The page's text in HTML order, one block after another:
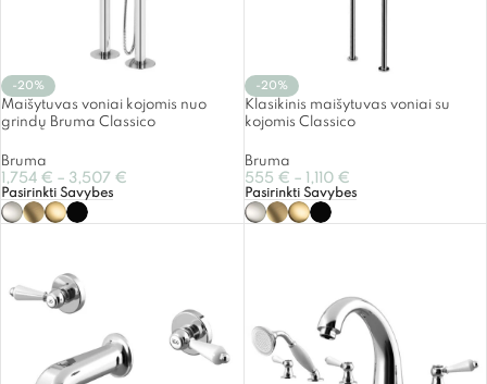
-20%
Maišytuvas voniai kojomis nuo
grindų Bruma Classico
Bruma
1,754 € – 3,507 €
Pasirinkti Savybes
-20%
Klasikinis maišytuvas voniai su
kojomis Classico
Bruma
555 € – 1,110 €
Pasirinkti Savybes